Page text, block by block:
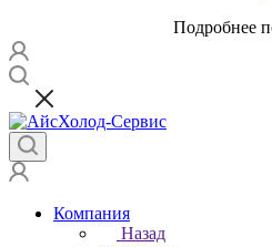
Подробнее
Компания
Назад